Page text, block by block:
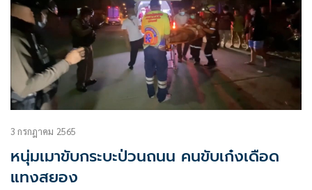
3 กรกฎาคม 2565
หนุ่มเมาขับกระบะป่วนถนน คนขับเก๋งเดือด
แทงสยอง